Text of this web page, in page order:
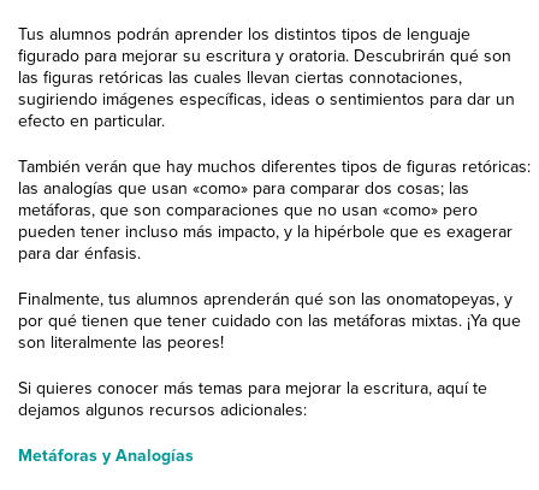
Tus alumnos podrán aprender los distintos tipos de lenguaje
figurado para mejorar su escritura y oratoria. Descubrirán qué son
las figuras retóricas las cuales llevan ciertas connotaciones,
sugiriendo imágenes específicas, ideas o sentimientos para dar un
efecto en particular.
También verán que hay muchos diferentes tipos de figuras retóricas:
las analogías que usan «como» para comparar dos cosas; las
metáforas, que son comparaciones que no usan «como» pero
pueden tener incluso más impacto, y la hipérbole que es exagerar
para dar énfasis.
Finalmente, tus alumnos aprenderán qué son las onomatopeyas, y
por qué tienen que tener cuidado con las metáforas mixtas. ¡Ya que
son literalmente las peores!
Si quieres conocer más temas para mejorar la escritura, aquí te
dejamos algunos recursos adicionales:
Metáforas y Analogías